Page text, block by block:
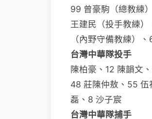
99 曾豪駒（總教練
王建民（投手教練
（內野守備教練）
台灣中華隊投手
陳柏豪、12 陳韻文
48 莊陳仲敖、55
磊、8 沙子宸
台灣中華隊捕手